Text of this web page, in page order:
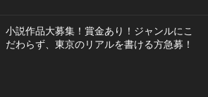
小説作品大募集！賞金あり！ジャンルにこ
だわらず、東京のリアルを書ける方急募！